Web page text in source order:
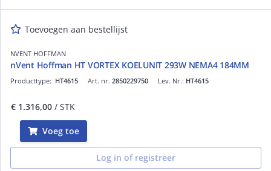
Toevoegen aan bestellijst
NVENT HOFFMAN
nVent Hoffman HT VORTEX KOELUNIT 293W NEMA4 184MM
Art. nr. 2850229750
Producttype: HT4615 Lev. Nr.: HT4615
€ 1.316,00 / STK
Voeg toe
Log in of registreer